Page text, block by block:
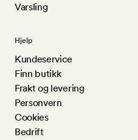
Varsling
Hjelp
Kundeservice
Finn butikk
Frakt og levering
Personvern
Cookies
Bedrift